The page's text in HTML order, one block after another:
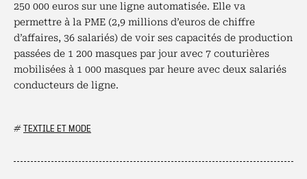
250 000 euros sur une ligne automatisée. Elle va
permettre à la PME (2,9 millions d’euros de chiffre
d’affaires, 36 salariés) de voir ses capacités de production
passées de 1 200 masques par jour avec 7 couturières
mobilisées à 1 000 masques par heure avec deux salariés
conducteurs de ligne.
# TEXTILE ET MODE